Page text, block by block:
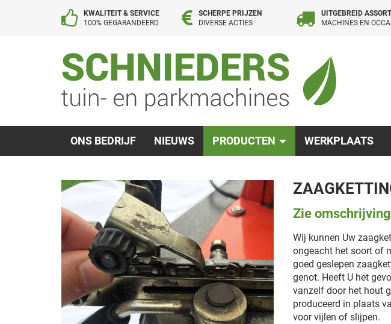
KWALITEIT & SERVICE
100% GEGARANDEERD
SCHERPE PRIJZEN
DIVERSE ACTIES
UITGEBREID
MACHINES EN
ONS BEDRIJF NIEUWS PRODUCTEN WERKPLAATS
Zie omschrijving
Wij kunnen Uw
ongeacht het soort of
goed geslepen
genot. Heeft U het
vanzelf door het hout
produceerd in plaats
voor vijlen of slijpen.